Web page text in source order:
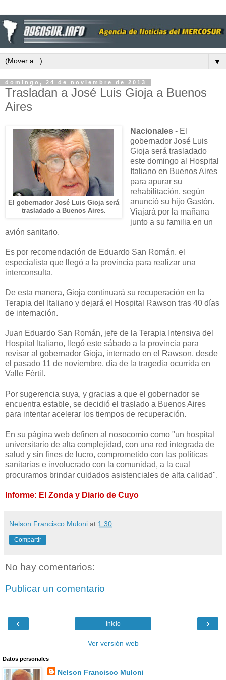
▼
domingo, 24 de noviembre de 2013
Trasladan a José Luis Gioja a Buenos
Aires
El gobernador José Luis Gioja será
trasladado a Buenos Aires.
Nacionales - El
gobernador José Luis
Gioja será trasladado
este domingo al Hospital
Italiano en Buenos Aires
para apurar su
rehabilitación, según
anunció su hijo Gastón.
Viajará por la mañana
junto a su familia en un
avión sanitario.
Es por recomendación de Eduardo San Román, el
especialista que llegó a la provincia para realizar una
interconsulta.
De esta manera, Gioja continuará su recuperación en la
Terapia del Italiano y dejará el Hospital Rawson tras 40 días
de internación.
Juan Eduardo San Román, jefe de la Terapia Intensiva del
Hospital Italiano, llegó este sábado a la provincia para
revisar al gobernador Gioja, internado en el Rawson, desde
el pasado 11 de noviembre, día de la tragedia ocurrida en
Valle Fértil.
Por sugerencia suya, y gracias a que el gobernador se
encuentra estable, se decidió el traslado a Buenos Aires
para intentar acelerar los tiempos de recuperación.
En su página web definen al nosocomio como "un hospital
universitario de alta complejidad, con una red integrada de
salud y sin fines de lucro, comprometido con las políticas
sanitarias e involucrado con la comunidad, a la cual
procuramos brindar cuidados asistenciales de alta calidad".
Informe: El Zonda y Diario de Cuyo
Nelson Francisco Muloni at 1:30
Compartir
No hay comentarios:
Publicar un comentario
‹ ›
Inicio
Ver versión web
Datos personales
Nelson Francisco Muloni